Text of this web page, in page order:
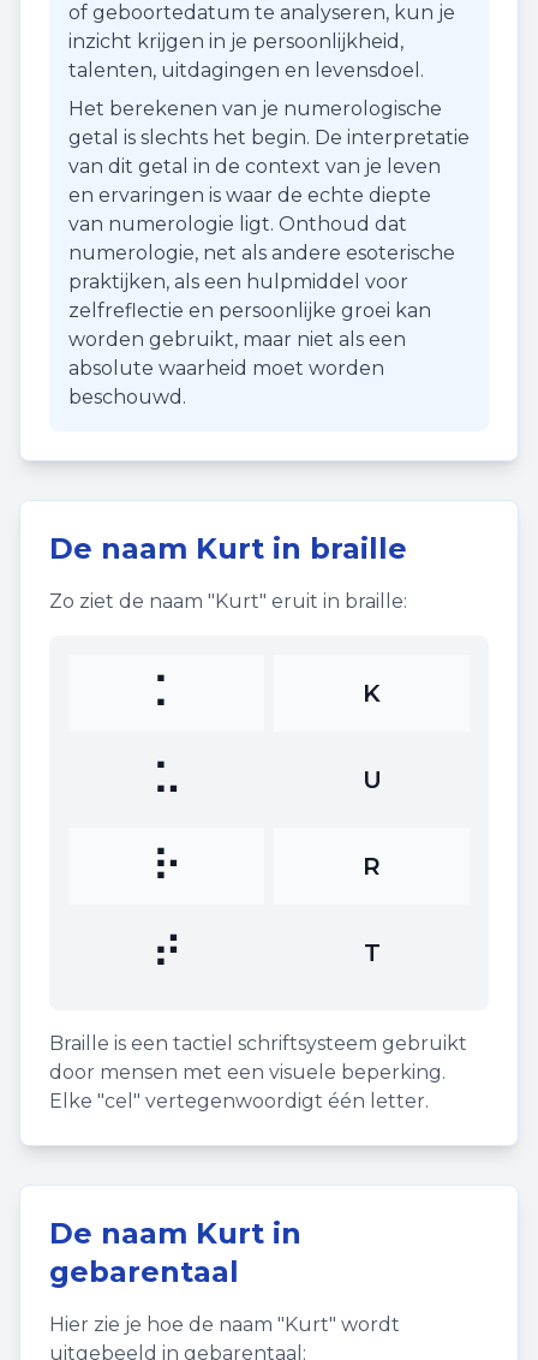
of geboortedatum te analyseren, kun je
inzicht krijgen in je persoonlijkheid,
talenten, uitdagingen en levensdoel.
Het berekenen van je numerologische
getal is slechts het begin. De interpretatie
van dit getal in de context van je leven
en ervaringen is waar de echte diepte
van numerologie ligt. Onthoud dat
numerologie, net als andere esoterische
praktijken, als een hulpmiddel voor
zelfreflectie en persoonlijke groei kan
worden gebruikt, maar niet als een
absolute waarheid moet worden
beschouwd.
De naam Kurt in braille
Zo ziet de naam "Kurt" eruit in braille:
⠅ K
⠥ U
⠗ R
⠞ T
Braille is een tactiel schriftsysteem gebruikt
door mensen met een visuele beperking.
Elke "cel" vertegenwoordigt één letter.
De naam Kurt in
gebarentaal
Hier zie je hoe de naam "Kurt" wordt
uitgebeeld in gebarentaal: